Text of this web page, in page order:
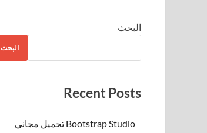
البحث
البحث
Recent Posts
Bootstrap Studio تحميل مجاني